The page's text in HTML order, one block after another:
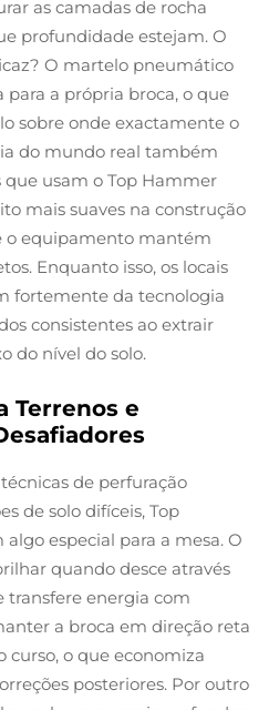
as camadas de rocha
profundidade estejam. O
O martelo pneumático
para a própria broca, o que
sobre onde exactamente o
do mundo real também
usam o Top Hammer
mais suaves na construção
o equipamento mantém
Enquanto isso, os locais
fortemente da tecnologia
consistentes ao extrair
do nível do solo.
Terrenos e
de perfuração
de solo difíceis, Top
especial para a mesa. O
quando desce através
transfere energia com
a broca em direção reta
curso, o que economiza
posteriores. Por outro